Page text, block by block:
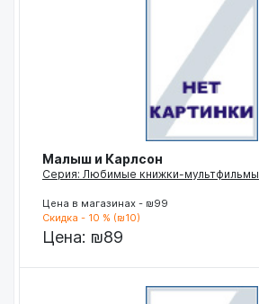
Малыш и Карлсон
Серия: Любимые книжки-мультфильмы
Цена в магазинах - ₪99
Скидка - 10 % (₪10)
Цена: ₪89